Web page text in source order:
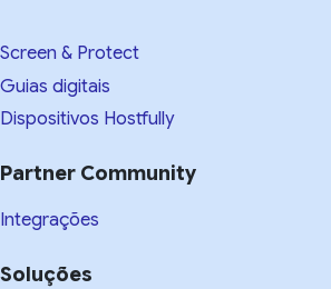
Screen & Protect
Guias digitais
Dispositivos Hostfully
Partner Community
Integrações
Soluções